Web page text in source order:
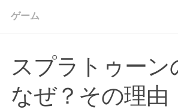
ゲーム
スプラトゥーン
なぜ？その理由